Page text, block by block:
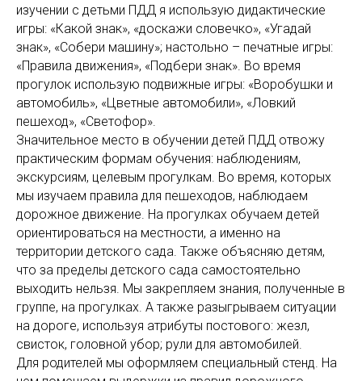
изучении с детьми ПДД я использую дидактические
игры: «Какой знак», «доскажи словечко», «Угадай
знак», «Собери машину»; настольно – печатные игры:
«Правила движения», «Подбери знак». Во время
прогулок использую подвижные игры: «Воробушки и
автомобиль», «Цветные автомобили», «Ловкий
пешеход», «Светофор».
Значительное место в обучении детей ПДД отвожу
практическим формам обучения: наблюдениям,
экскурсиям, целевым прогулкам. Во время, которых
мы изучаем правила для пешеходов, наблюдаем
дорожное движение. На прогулках обучаем детей
ориентироваться на местности, а именно на
территории детского сада. Также объясняю детям,
что за пределы детского сада самостоятельно
выходить нельзя. Мы закрепляем знания, полученные в
группе, на прогулках. А также разыгрываем ситуации
на дороге, используя атрибуты постового: жезл,
свисток, головной убор; рули для автомобилей.
Для родителей мы оформляем специальный стенд. На